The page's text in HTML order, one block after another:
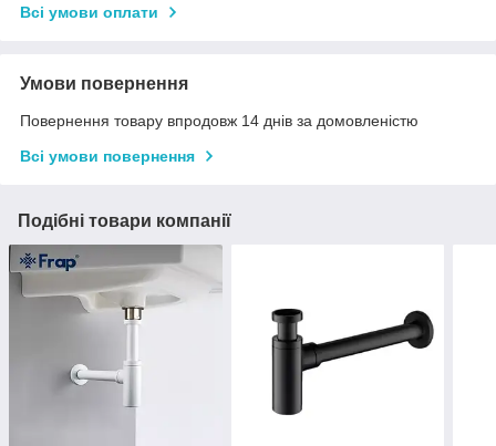
Всі умови оплати
Умови повернення
Повернення товару впродовж 14 днів за домовленістю
Всі умови повернення
Подібні товари компанії